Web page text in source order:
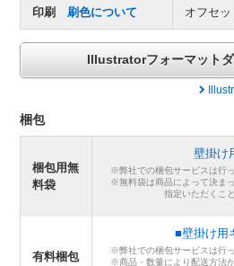
印刷 刷色について オフセッ
Illustratorフォーマット
梱包
梱包用無
料袋
壁掛け
※弊社での梱包サービスは行
※無料袋は商品によって決ま
指定いただくこ
有料梱包
■壁掛け用
※弊社での梱包サービスは行
※商品・数量により配送方法